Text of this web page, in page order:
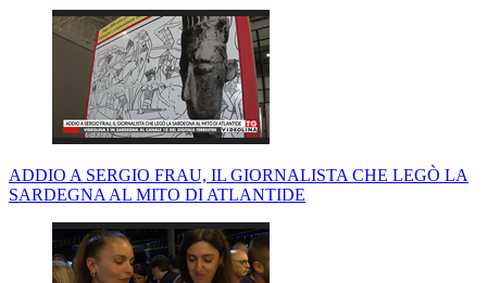
ADDIO A SERGIO FRAU, IL GIORNALISTA CHE LEGÒ LA
SARDEGNA AL MITO DI ATLANTIDE